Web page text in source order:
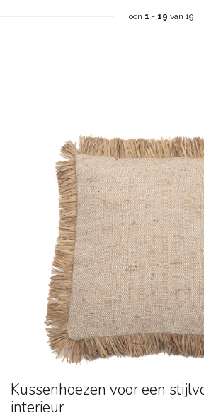
Toon 1 - 19 van 19
Kussenhoezen voor een
interieur